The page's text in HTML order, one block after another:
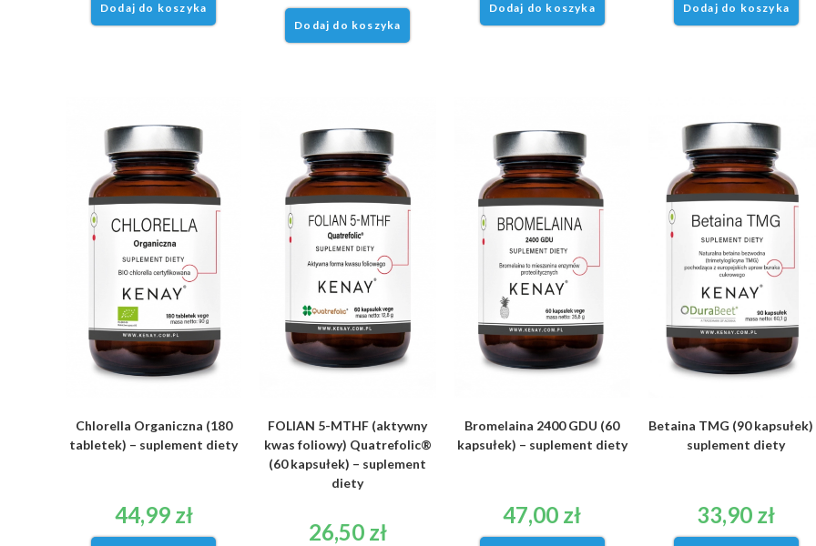
Dodaj do koszyka
Dodaj do koszyka
Dodaj do koszyka Dodaj do koszyka
Chlorella Organiczna (180
tabletek) – suplement diety
44,99 zł
FOLIAN 5-MTHF (aktywny
kwas foliowy) Quatrefolic®
(60 kapsułek) – suplement
diety
26,50 zł
Bromelaina 2400 GDU (60
kapsułek) – suplement diety
47,00 zł
Betaina TMG (90 kapsułek)
suplement diety
33,90 zł